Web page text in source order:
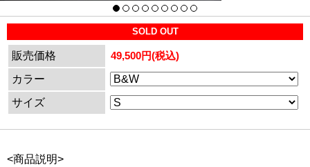
SOLD OUT
販売価格
49,500円(税込)
カラー
サイズ
<商品説明>